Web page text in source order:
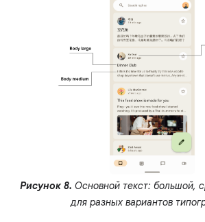
Рисунок 8. Основной текст: большой,
для разных вариантов